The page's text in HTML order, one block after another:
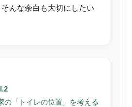
んな余白も大切にしたい
の「トイレの位置」を考える